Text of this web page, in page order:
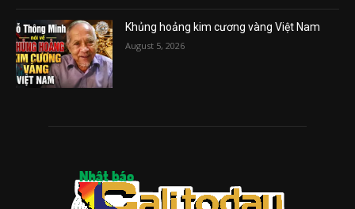
Khủng hoảng kim cương vàng Việt Nam
August 5, 2026